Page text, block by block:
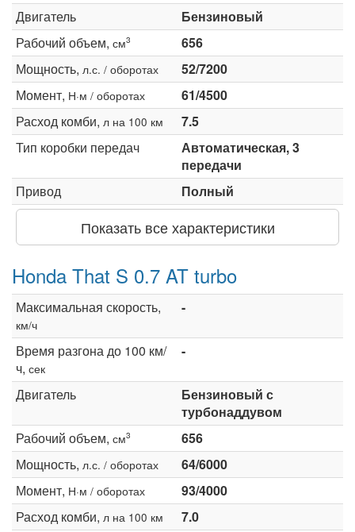
Двигатель
Бензиновый
Рабочий объем, см3
656
Мощность, л.с. / оборотах
52/7200
Момент, Н·м / оборотах
61/4500
Расход комби, л на 100 км
7.5
Тип коробки передач
Автоматическая, 3
передачи
Привод
Полный
Показать все характеристики
Honda That S 0.7 AT turbo
Максимальная скорость,
км/ч
-
Время разгона до 100 км/
ч, сек
-
Двигатель
Бензиновый с
турбонаддувом
Рабочий объем, см3
656
Мощность, л.с. / оборотах
64/6000
Момент, Н·м / оборотах
93/4000
Расход комби, л на 100 км
7.0